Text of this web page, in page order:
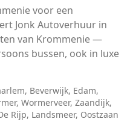
voor een
Jonk Autoverhuur in
van Krommenie —
bussen, ook in luxe
Beverwijk, Edam,
Wormerveer, Zaandijk,
Rijp, Landsmeer, Oostzaan